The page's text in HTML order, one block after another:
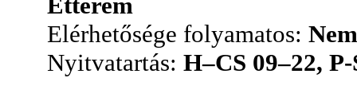
Elérhetősége folyamatos: Nem
Nyitvatartás: H–CS 09–22,